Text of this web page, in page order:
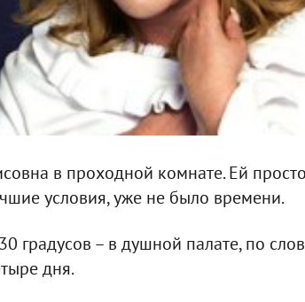
в проходной комнате. Ей
условия, уже не было времени.
градусов – в душной палате, по
дня.